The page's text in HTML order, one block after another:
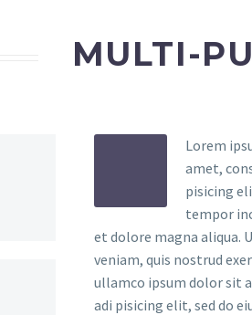
MULTI-
Lorem
amet,
pisicing
tempor
et dolore magna aliqua.
veniam, quis nostrud
ullamco ipsum dolor sit
adi pisicing elit, sed do